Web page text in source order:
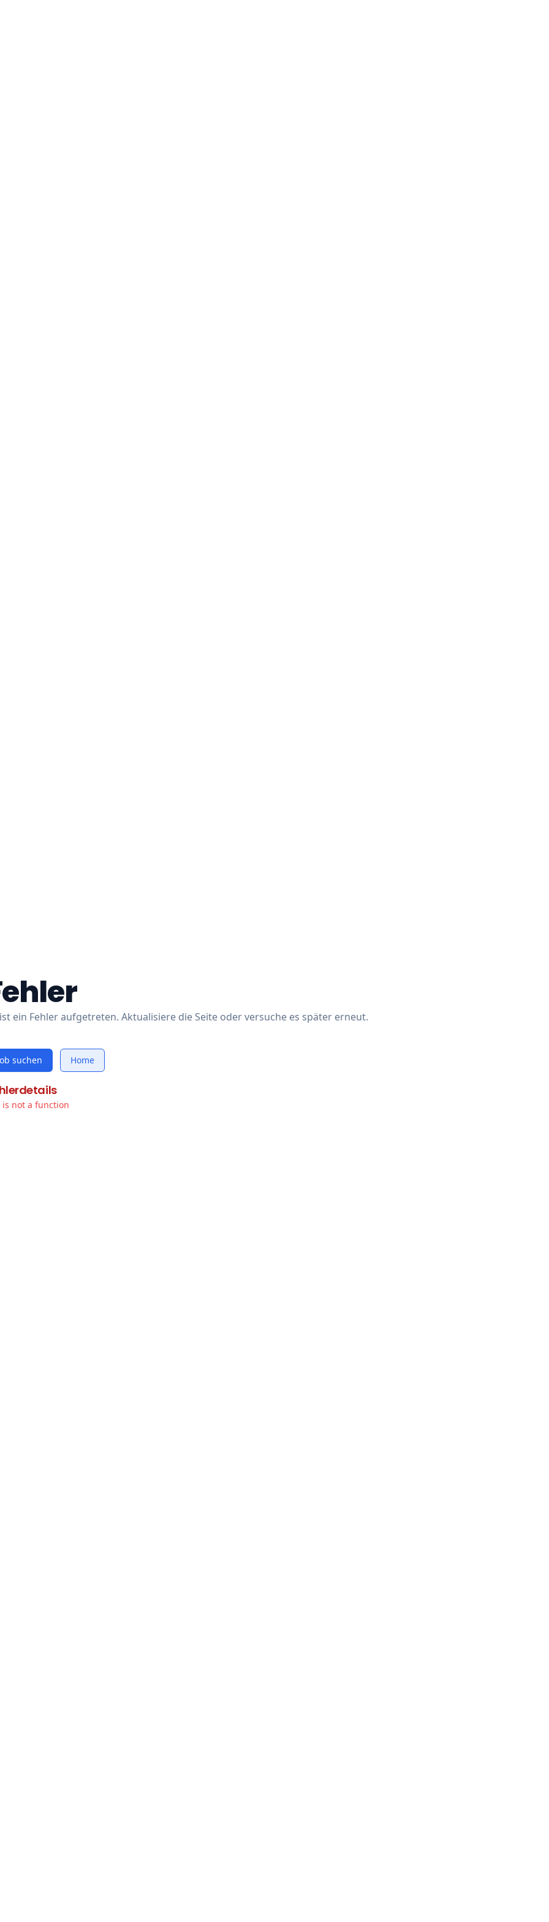
ein Fehler aufgetreten. Aktualisiere die Seite oder versuche es später erneut.
suchen Home
not a function